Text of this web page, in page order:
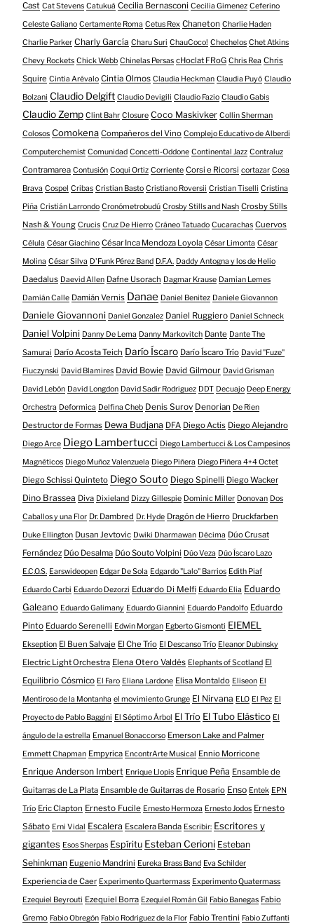
Cast Cat Stevens Catukuá Cecilia Bernasconi Cecilia Gimenez Ceferino
Celeste Galiano Certamente Roma Cetus Rex Chaneton Charlie Haden
Charlie Parker Charly García Charu Suri ChauCoco! Chechelos Chet Atkins
Chevy Rockets Chick Webb Chinelas Persas cHoclat FRoG Chris Rea Chris
Squire Cintia Arévalo Cintia Olmos Claudia Heckman Claudia Puyó Claudio
Bolzani Claudio Delgift Claudio Devigili Claudio Fazio Claudio Gabis
Claudio Zemp Clint Bahr Closure Coco Maskivker Collin Sherman
Colosos Comokena Compañeros del Vino Complejo Educativo de Alberdi
Computerchemist Comunidad Concetti-Oddone Continental Jazz Contraluz
Contramarea Contusión Coqui Ortiz Corriente Corsi e Ricorsi cortazar Cosa
Brava Cospel Cribas Cristian Basto Cristiano Roversii Cristian Tiselli Cristina
Piña Cristián Larrondo Cronómetrobudú Crosby Stills and Nash Crosby Stills
Nash & Young Crucis Cruz De Hierro Cráneo Tatuado Cucarachas Cuervos
Célula César Giachino César Inca Mendoza Loyola César Limonta César
Molina César Silva D'Funk Pérez Band D.F.A. Daddy Antogna y los de Helio
Daedalus Daevid Allen Dafne Usorach Dagmar Krause Damian Lemes
Damián Calle Damián Vernis Danae Daniel Benitez Daniele Giovannon
Daniele Giovannoni Daniel Gonzalez Daniel Ruggiero Daniel Schneck
Daniel Volpini Danny De Lema Danny Markovitch Dante Dante The
Samurai Darío Acosta Teich Darío Íscaro Darío Íscaro Trío David "Fuze"
Fiuczynski David Blamires David Bowie David Gilmour David Grisman
David Lebón David Longdon David Sadir Rodriguez DDT Decuajo Deep Energy
Orchestra Deformica Delfina Cheb Denis Surov Denorian De Rien
Destructor de Formas Dewa Budjana DFA Diego Actis Diego Alejandro
Diego Arce Diego Lambertucci Diego Lambertucci & Los Campesinos
Magnéticos Diego Muñoz Valenzuela Diego Piñera Diego Piñera 4+4 Octet
Diego Schissi Quinteto Diego Souto Diego Spinelli Diego Wacker
Dino Brassea Diva Dixieland Dizzy Gillespie Dominic Miller Donovan Dos
Caballos y una Flor Dr. Dambred Dr. Hyde Dragón de Hierro Druckfarben
Duke Ellington Dusan Jevtovic Dwiki Dharmawan Décima Dúo Crusat
Fernández Dúo Desalma Dúo Souto Volpini Dúo Veza Dúo Íscaro Lazo
E.C.O.S. Earswideopen Edgar De Sola Edgardo "Lalo" Barrios Edith Piaf
Eduardo Carbi Eduardo Dezorzi Eduardo Di Melfi Eduardo Elia Eduardo
Galeano Eduardo Galimany Eduardo Giannini Eduardo Pandolfo Eduardo
Pinto Eduardo Serenelli Edwin Morgan Egberto Gismonti EIEMEL
Ekseption El Buen Salvaje El Che Trío El Descanso Trío Eleanor Dubinsky
Electric Light Orchestra Elena Otero Valdés Elephants of Scotland El
Equilibrio Cósmico El Faro Eliana Lardone Elisa Montaldo Eliseon El
Mentiroso de la Montanha el movimiento Grunge El Nirvana ELO El Pez El
Proyecto de Pablo Baggini El Séptimo Árbol El Trío El Tubo Elástico El
ángulo de la estrella Emanuel Bonaccorso Emerson Lake and Palmer
Emmett Chapman Empyrica EncontrArte Musical Ennio Morricone
Enrique Anderson Imbert Enrique Llopis Enrique Peña Ensamble de
Guitarras de La Plata Ensamble de Guitarras de Rosario Enso Entek EPN
Trío Eric Clapton Ernesto Fucile Ernesto Hermoza Ernesto Jodos Ernesto
Sábato Erni Vidal Escalera Escalera Banda Escribir: Escritores y
gigantes Esos Sherpas Espíritu Esteban Cerioni Esteban
Sehinkman Eugenio Mandrini Eureka Brass Band Eva Schilder
Experiencia de Caer Experimento Quartermass Experimento Quatermass
Ezequiel Beyrouti Ezequiel Borra Ezequiel Román Gil Fabio Banegas Fabio
Gremo Fabio Obregón Fabio Rodriguez de la Flor Fabio Trentini Fabio Zuffanti